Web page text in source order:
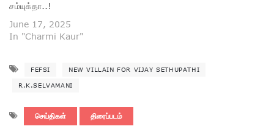
சம்யுக்தா..!
June 17, 2025
In "Charmi Kaur"
FEFSI NEW VILLAIN FOR VIJAY SETHUPATHI
R.K.SELVAMANI
செய்திகள் திரைப்படம்